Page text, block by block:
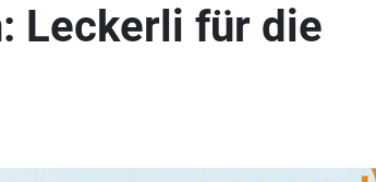
Leckerli für die